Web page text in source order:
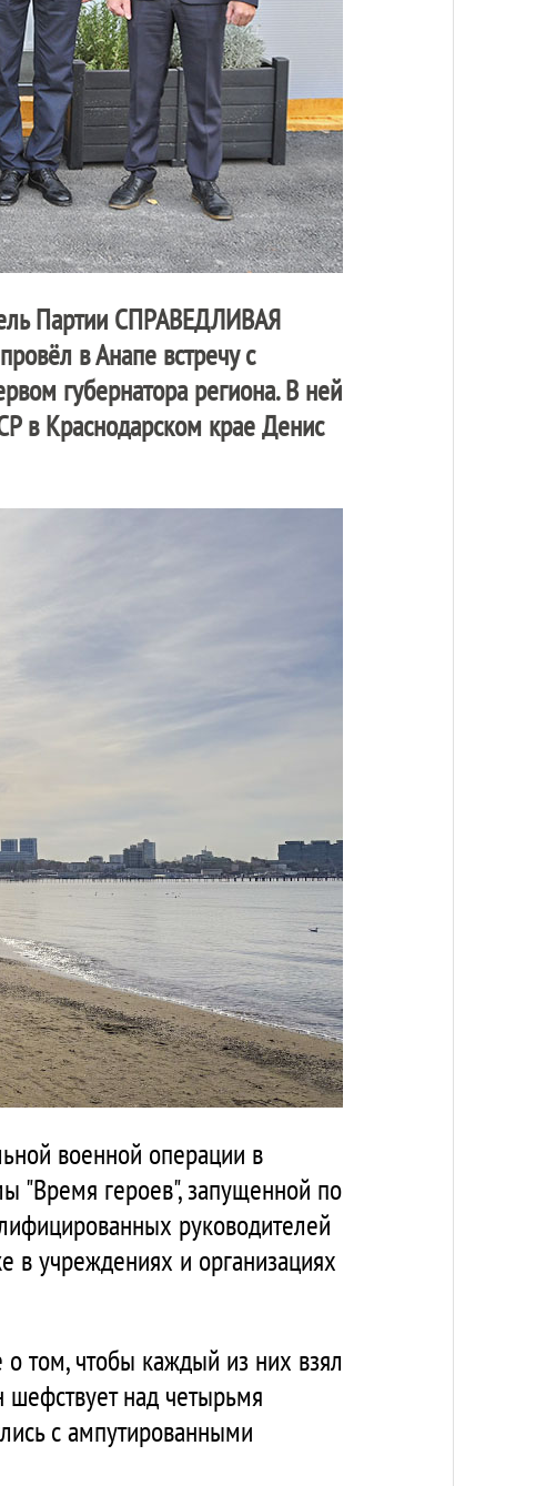
Партии СПРАВЕДЛИВАЯ
в Анапе встречу с
губернатора региона. В ней
в Краснодарском крае Денис
военной операции в
"Время героев", запущенной по
руководителей
в учреждениях и организациях
том, чтобы каждый из них взял
над четырьмя
с ампутированными